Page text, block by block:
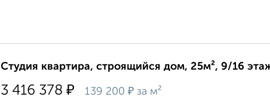
Студия квартира, строящийся дом, 25м², 9/16
3 416 378 ₽ 139 200 ₽ за м²